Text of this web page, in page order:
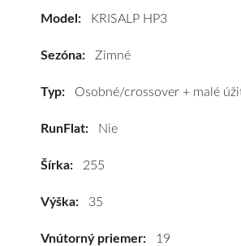
(XL)*
Model: KRISALP HP3
Sezóna: Zimné
Typ: Osobné/crossover + malé
RunFlat: Nie
Šírka: 255
Výška: 35
Vnútorný priemer: 19